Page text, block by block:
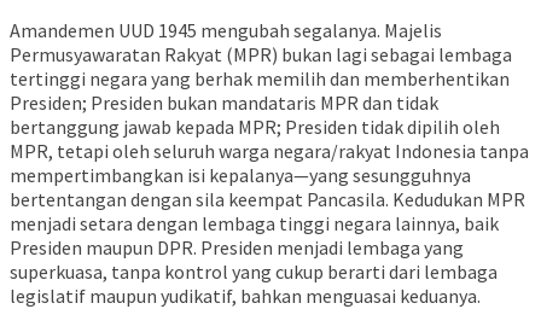
Amandemen UUD 1945 mengubah segalanya. Majelis
Permusyawaratan Rakyat (MPR) bukan lagi sebagai lembaga
tertinggi negara yang berhak memilih dan memberhentikan
Presiden; Presiden bukan mandataris MPR dan tidak
bertanggung jawab kepada MPR; Presiden tidak dipilih oleh
MPR, tetapi oleh seluruh warga negara/rakyat Indonesia tanpa
mempertimbangkan isi kepalanya—yang sesungguhnya
bertentangan dengan sila keempat Pancasila. Kedudukan MPR
menjadi setara dengan lembaga tinggi negara lainnya, baik
Presiden maupun DPR. Presiden menjadi lembaga yang
superkuasa, tanpa kontrol yang cukup berarti dari lembaga
legislatif maupun yudikatif, bahkan menguasai keduanya.